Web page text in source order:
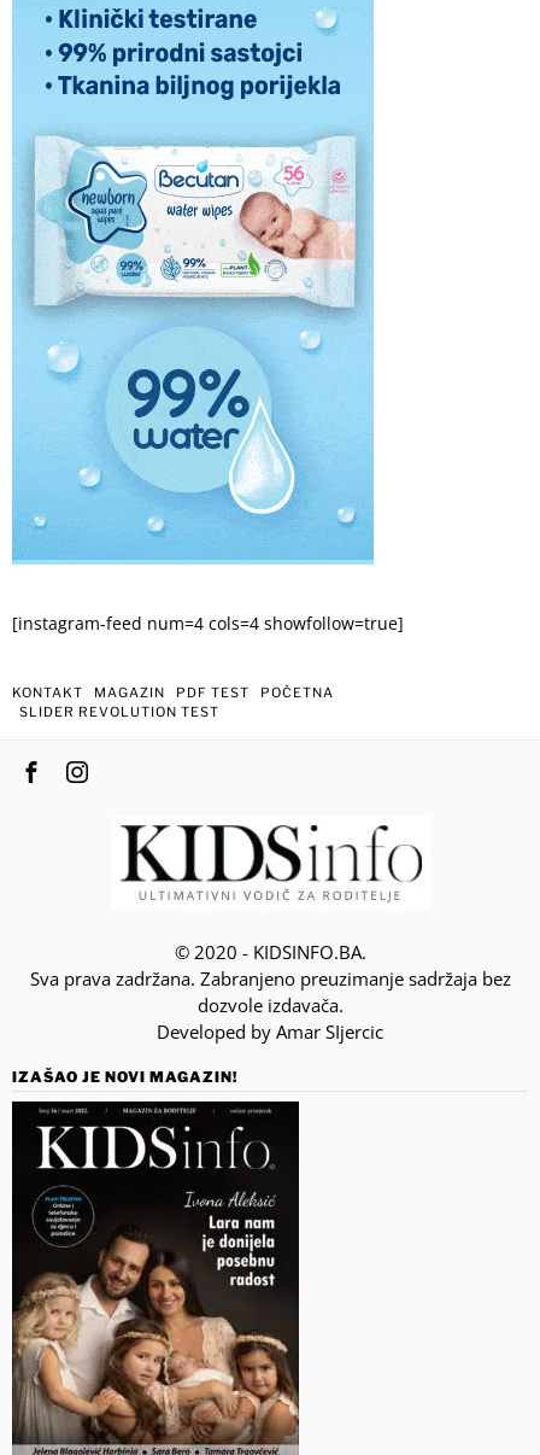
[instagram-feed num=4 cols=4 showfollow=true]
KONTAKT MAGAZIN PDF TEST
POČETNA
SLIDER REVOLUTION TEST
© 2020 - KIDSINFO.BA.
Sva prava zadržana. Zabranjeno preuzimanje sadržaja bez
dozvole izdavača.
Developed by Amar SIjercic
IZAŠAO JE NOVI MAGAZIN!